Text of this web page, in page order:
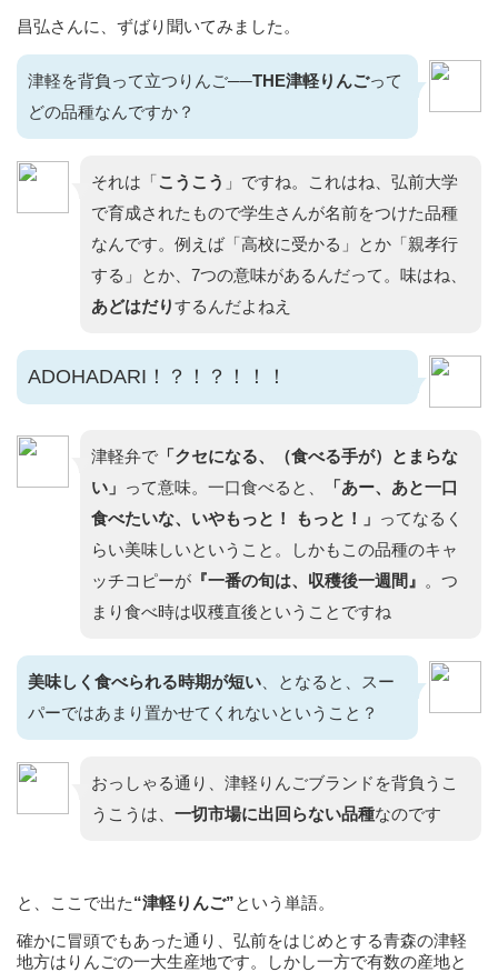
昌弘さんに、ずばり聞いてみました。
津軽を背負って立つりんご──THE津軽りんごって
どの品種なんですか？
それは「こうこう 」ですね。これはね、弘前大学
で育成されたもので学生さんが名前をつけた品種
なんです。例えば「高校に受かる」とか「親孝行
する」とか、7つの意味があるんだって。味はね、
あどはだりするんだよねえ
ADOHADARI！？！？！！！
津軽弁で 「クセになる、（食べる手が）とまらな
い」 って意味。一口食べると、
「あー、あと一口
食べたいな、いやもっと！ もっと！」 ってなるく
らい美味しいということ。しかもこの品種のキャ
ッチコピーが 『一番の旬は、収穫後一週間』 。つ
まり食べ時は収穫直後ということですね
美味しく食べられる時期が短い 、となると、スー
パーではあまり置かせてくれないということ？
おっしゃる通り、津軽りんごブランドを背負うこ
うこうは、 一切市場に出回らない品種なのです
と、ここで出た“津軽りんご”という単語。
確かに冒頭でもあった通り、弘前をはじめとする青森の津軽
地方はりんごの一大生産地です。しかし一方で有数の産地と